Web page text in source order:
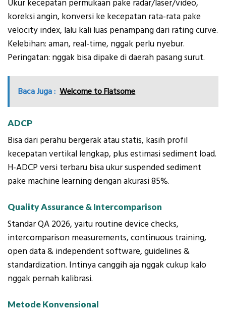
Ukur kecepatan permukaan pake radar/laser/video,
koreksi angin, konversi ke kecepatan rata-rata pake
velocity index, lalu kali luas penampang dari rating curve.
Kelebihan: aman, real-time, nggak perlu nyebur.
Peringatan: nggak bisa dipake di daerah pasang surut.
Baca Juga : Welcome to Flatsome
ADCP
Bisa dari perahu bergerak atau statis, kasih profil
kecepatan vertikal lengkap, plus estimasi sediment load.
H-ADCP versi terbaru bisa ukur suspended sediment
pake machine learning dengan akurasi 85%.
Quality Assurance & Intercomparison
Standar QA 2026, yaitu routine device checks,
intercomparison measurements, continuous training,
open data & independent software, guidelines &
standardization. Intinya canggih aja nggak cukup kalo
nggak pernah kalibrasi.
Metode Konvensional